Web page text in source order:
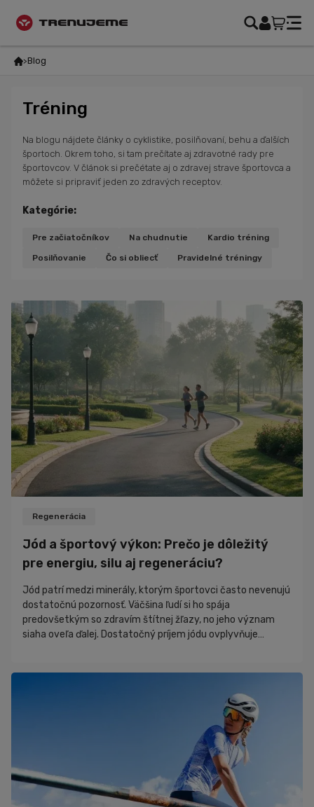
Blog
Tréning
Na blogu nájdete články o cyklistike, posilňovaní, behu a ďalších
športoch. Okrem toho, si tam prečítate aj zdravotné rady pre
športovcov. V článok si prečétate aj o zdravej strave športovca a
môžete si pripraviť jeden zo zdravých receptov.
Kategórie:
Pre začiatočníkov Na chudnutie Kardio tréning
Posilňovanie Čo si obliecť Pravidelné tréningy
Regenerácia
Jód a športový výkon: Prečo je dôležitý
pre energiu, silu aj regeneráciu?
Jód patrí medzi minerály, ktorým športovci často nevenujú
dostatočnú pozornosť. Väčšina ľudí si ho spája
predovšetkým so zdravím štítnej žľazy, no jeho význam
siaha oveľa ďalej. Dostatočný príjem jódu ovplyvňuje
únavou, poklesom výdrže či horšou schopnosťou
regenerovať po tréningu. Hoci sa o bielkovinách, kre...